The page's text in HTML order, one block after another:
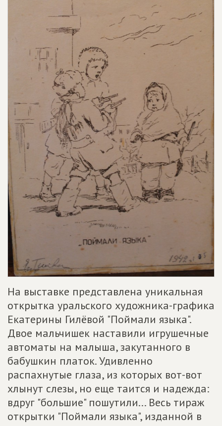
На выставке представлена уникальная
открытка уральского художника-графика
Екатерины Гилёвой "Поймали языка".
Двое мальчишек наставили игрушечные
автоматы на малыша, закутанного в
бабушкин платок. Удивленно
распахнутые глаза, из которых вот-вот
хлынут слезы, но еще таится и надежда:
вдруг "большие" пошутили... Весь тираж
открытки "Поймали языка", изданной в